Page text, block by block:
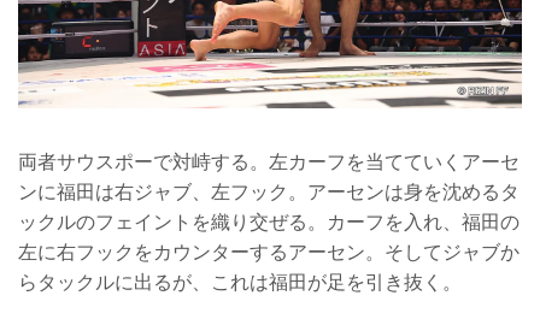
両者サウスポーで対峙する。左カーフを当てていくアーセ
ンに福田は右ジャブ、左フック。アーセンは身を沈めるタ
ックルのフェイントを織り交ぜる。カーフを入れ、福田の
左に右フックをカウンターするアーセン。そしてジャブか
らタックルに出るが、これは福田が足を引き抜く。